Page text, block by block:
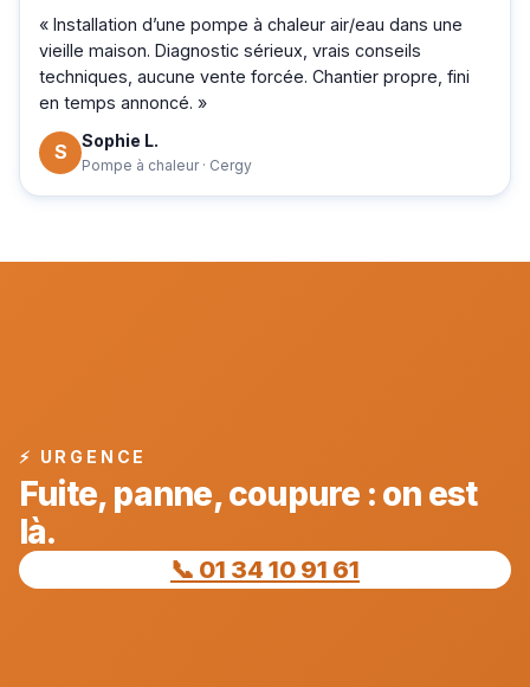
« Installation d’une pompe à chaleur air/eau dans une
vieille maison. Diagnostic sérieux, vrais conseils
techniques, aucune vente forcée. Chantier propre, fini
en temps annoncé. »
S Sophie L.
Pompe à chaleur · Cergy
⚡ URGENCE
Fuite, panne, coupure : on est
là.
📞 01 34 10 91 61